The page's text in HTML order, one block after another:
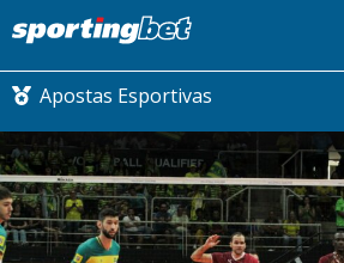
Apostas Esportivas
CONMEBOL LIBERTADORES